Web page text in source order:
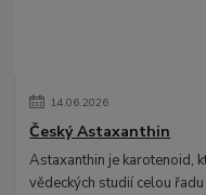
14.06.2026
Český Astaxanthin
Astaxanthin je karotenoid,
vědeckých studií celou